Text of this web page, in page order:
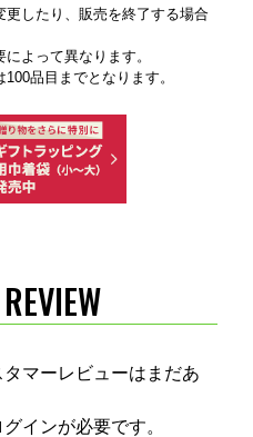
したり、販売を終了する場合
よって異なります。
品目までとなります。
マーレビューはまだあ
グインが必要です。